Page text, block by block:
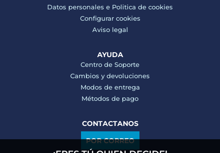
Datos personales e Politica de cookies
Configurar cookies
Aviso legal
AYUDA
Centro de Soporte
Cambios y devoluciones
Modos de entrega
Métodos de pago
CONTACTANOS
POR CORREO